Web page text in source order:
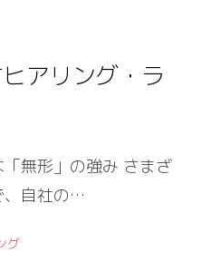
アリング・ラ
無形」の強み さまざ
、自社の…
グ